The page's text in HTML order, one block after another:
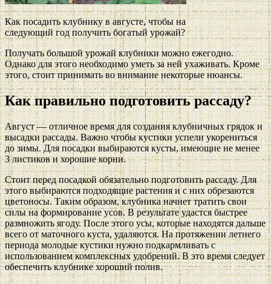
Как посадить клубнику в августе, чтобы на
следующий год получить богатый урожай?
Получать большой урожай клубники можно ежегодно.
Однако для этого необходимо уметь за ней ухаживать. Кроме
этого, стоит принимать во внимание некоторые нюансы.
Как правильно подготовить рассаду?
Август — отличное время для создания клубничных грядок и
высадки рассады. Важно чтобы кустики успели укорениться
до зимы. Для посадки выбираются кусты, имеющие не менее
3 листиков и хорошие корни.
Стоит перед посадкой обязательно подготовить рассаду. Для
этого выбираются подходящие растения и с них обрезаются
цветоносы. Таким образом, клубника начнет тратить свои
силы на формирование усов. В результате удастся быстрее
размножить ягоду. После этого усы, которые находятся дальше
всего от маточного куста, удаляются. На протяжении летнего
периода молодые кустики нужно подкармливать с
использованием комплексных удобрений. В это время следует
обеспечить клубнике хороший полив.